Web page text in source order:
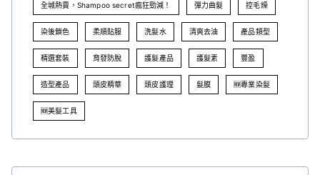
全城熱賣，Shampoo secret瘋狂勁減！ 彈力曲髮 控毛燥
染後鎖色 柔順貼服 洗髮水 清爽去油 產品類型
精選套裝 育發防脫 護髮產品 護髮素 豐盈
造型產品 頭皮精華 頭皮護理 髮膜 🆕專業染髮
🆕美髮工具